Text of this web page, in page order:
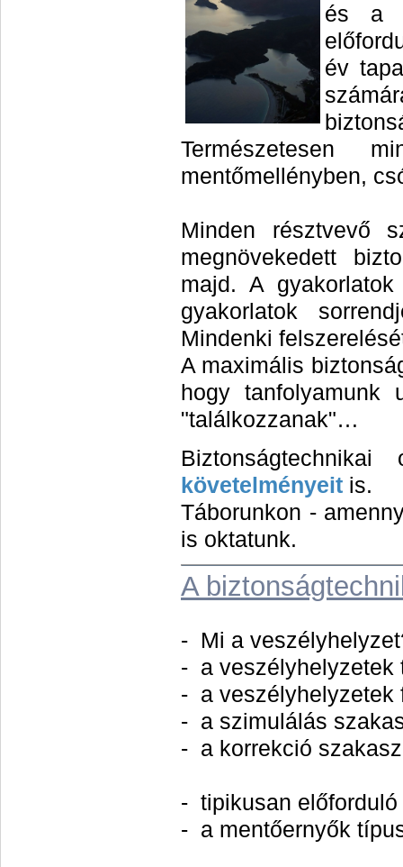
és a
év
Természetesen
mentőmellényben,
Minden résztvevő
megnövekedett
majd. A
gyakorlatok
Mindenki
A maximális
hogy
"találkozzanak"…
követelményeit is.
Táborunkon -
is oktatunk.
A
- Mi a
- a veszélyhelyzetek
- a veszélyhelyzetek
- a szimulálás
- a korrekció
- tipikusan előforduló
- a mentőernyők